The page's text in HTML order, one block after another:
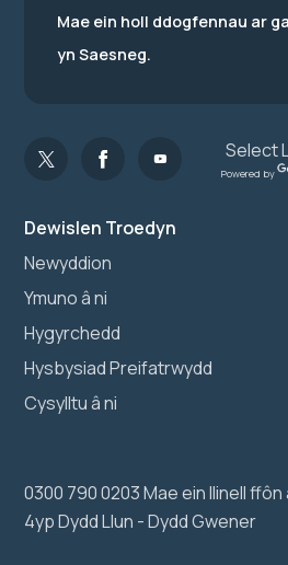
Dewislen Troedyn
Newyddion
Ymuno â ni
Hygyrchedd
Hysbysiad Preifatrwydd
Cysylltu â ni
0300 790 0203 Mae ein llinell
4yp Dydd Llun - Dydd Gwener
Mae ein holl ddogfennau ar
yn Saesneg.
Powered by